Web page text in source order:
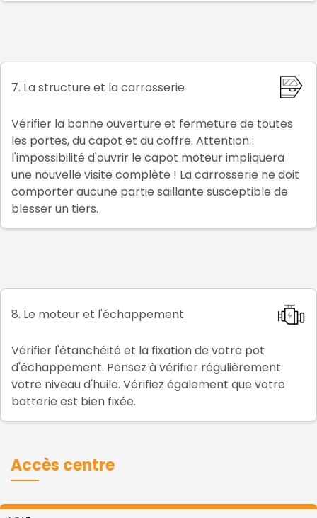
7. La structure et la carrosserie
Vérifier la bonne ouverture et fermeture de toutes
les portes, du capot et du coffre. Attention :
l'impossibilité d'ouvrir le capot moteur impliquera
une nouvelle visite complète ! La carrosserie ne doit
comporter aucune partie saillante susceptible de
blesser un tiers.
8. Le moteur et l'échappement
Vérifier l'étanchéité et la fixation de votre pot
d'échappement. Pensez à vérifier régulièrement
votre niveau d'huile. Vérifiez également que votre
batterie est bien fixée.
Accès centre